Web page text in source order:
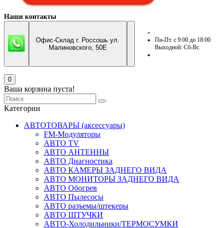
Наши контакты
Офис-Склад г. Россошь ул.
Малиновского, 50Е
Пн-Пт. с 9:00 до 18:00
Выходной: Сб-Вс.
0
Ваша корзина пуста!
Категории
АВТОТОВАРЫ (аксессуары)
FM-Модуляторы
АВТО TV
АВТО АНТЕННЫ
АВТО Диагностика
АВТО КАМЕРЫ ЗАДНЕГО ВИДА
АВТО МОНИТОРЫ ЗАДНЕГО ВИДА
АВТО Обогрев
АВТО Пылесосы
АВТО разъемы/штекеры
АВТО ШТУЧКИ
АВТО-Холодильники/ТЕРМОСУМКИ